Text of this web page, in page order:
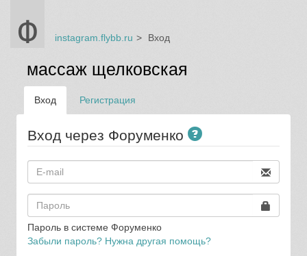
instagram.flybb.ru Вход
массаж щелковская
Вход Регистрация
Вход через Форуменко
Пароль в системе Форуменко
Забыли пароль? Нужна другая помощь?